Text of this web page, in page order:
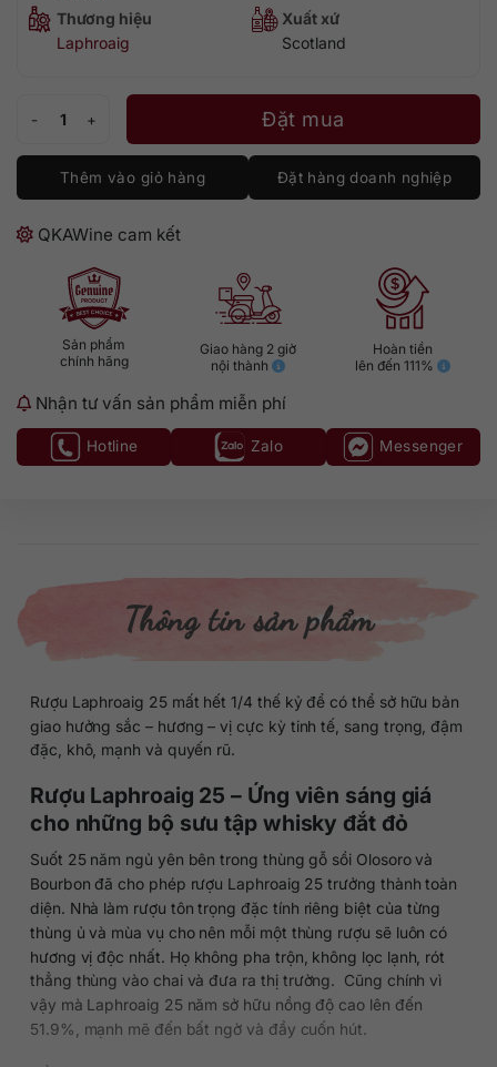
Thương hiệu
Laphroaig
Xuất xứ
Scotland
Đặt mua
Thêm vào giỏ hàng Đặt hàng doanh nghiệp
QKAWine cam kết
Sản phẩm
chính hãng
Giao hàng 2 giờ
nội thành
Hoàn tiền
lên đến 111%
Nhận tư vấn sản phẩm miễn phí
Hotline Zalo Messenger
Thông tin sản phẩm
Rượu Laphroaig 25 mất hết 1/4 thế kỷ để có thể sở hữu bản
giao hưởng sắc – hương – vị cực kỳ tinh tế, sang trọng, đậm
đặc, khô, mạnh và quyến rũ.
Rượu Laphroaig 25 – Ứng viên sáng giá
cho những bộ sưu tập whisky đắt đỏ
Suốt 25 năm ngủ yên bên trong thùng gỗ sồi Olosoro và
Bourbon đã cho phép rượu Laphroaig 25 trưởng thành toàn
diện. Nhà làm rượu tôn trọng đặc tính riêng biệt của từng
thùng ủ và mùa vụ cho nên mỗi một thùng rượu sẽ luôn có
hương vị độc nhất. Họ không pha trộn, không lọc lạnh, rót
thẳng thùng vào chai và đưa ra thị trường. Cũng chính vì
vậy mà Laphroaig 25 năm sở hữu nồng độ cao lên đến
51.9%, mạnh mẽ đến bất ngờ và đầy cuốn hút.